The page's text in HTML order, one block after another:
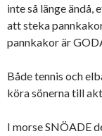
inte så länge ändå,
att steka
pannkakor är
Både tennis och
köra sönerna till
I morse SNÖADE